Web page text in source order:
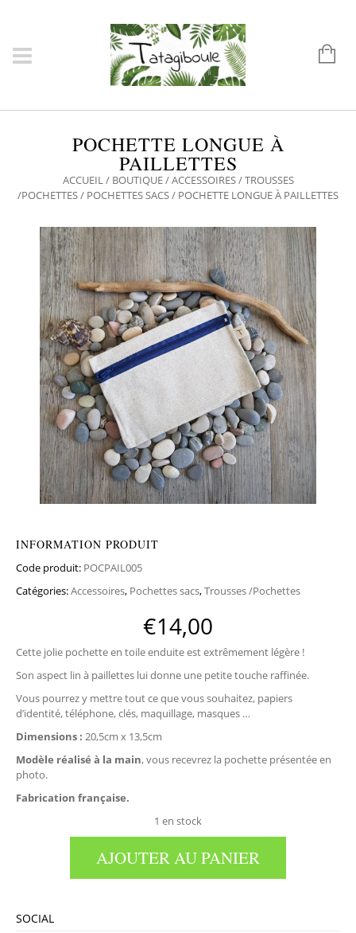
POCHETTE LONGUE À
PAILLETTES
ACCUEIL/ BOUTIQUE/ACCESSOIRES/TROUSSES
/POCHETTES/ POCHETTES SACS/ POCHETTE LONGUE À PAILLETTES
INFORMATION PRODUIT
Code produit: POCPAIL005
Catégories:Accessoires, Pochettes sacs,Trousses /Pochettes
€14,00
Cette jolie pochette en toile enduite est extrêmement légère !
Son aspect lin à paillettes lui donne une petite touche raffinée.
Vous pourrez y mettre tout ce que vous souhaitez, papiers
d’identité, téléphone, clés, maquillage, masques …
Dimensions : 20,5cm x 13,5cm
Modèle réalisé à la main, vous recevrez la pochette présentée en
photo.
Fabrication française.
1 en stock
AJOUTER AU PANIER
SOCIAL